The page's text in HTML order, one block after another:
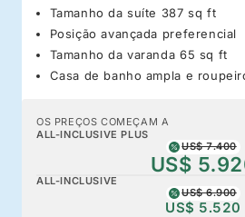
Tamanho da suíte 387 sq ft
Posição avançada preferencial
Tamanho da varanda 65 sq ft
Casa de banho ampla e
OS PREÇOS COMEÇAM A
ALL-INCLUSIVE PLUS
US$ 7.400
US$
ALL-INCLUSIVE
US$ 6.900
US$ 5.520